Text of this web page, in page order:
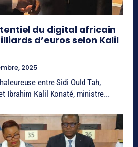
du digital africain
d’euros selon Kalil
2025
entre Sidi Ould Tah,
Ibrahim Kalil Konaté, ministre...